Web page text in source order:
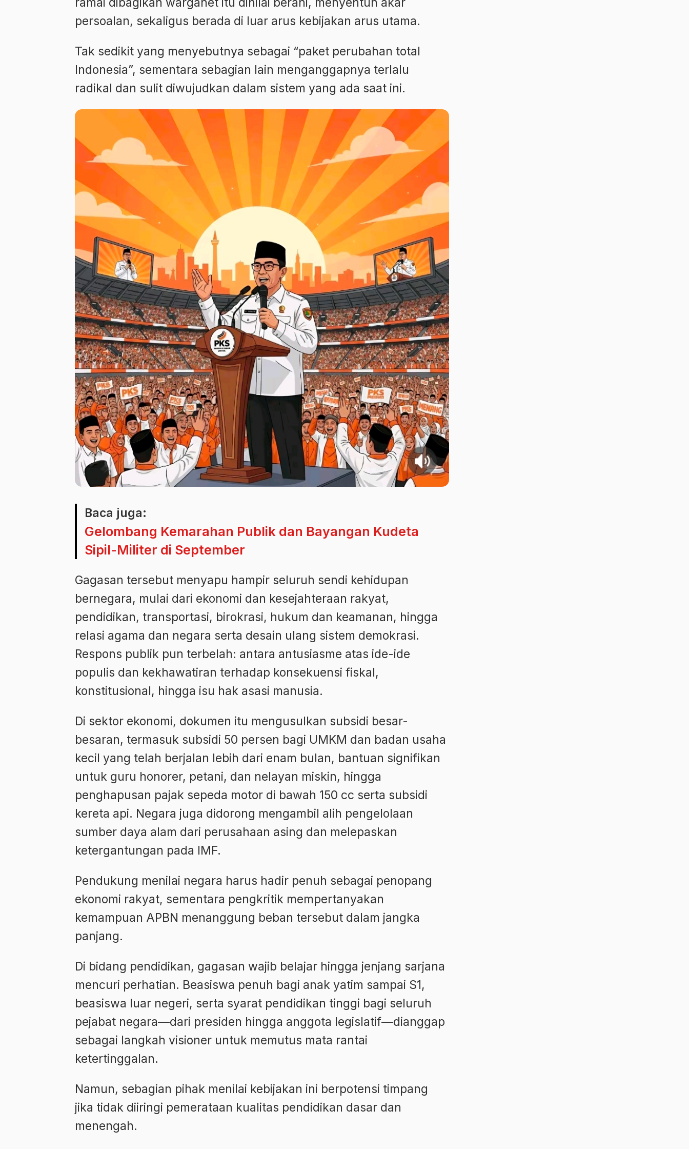
persoalan, sekaligus berada di luar arus kebijakan arus utama.
Tak sedikit yang menyebutnya sebagai “paket perubahan total
Indonesia”, sementara sebagian lain menganggapnya terlalu
radikal dan sulit diwujudkan dalam sistem yang ada saat ini.
Baca juga:
Gelombang Kemarahan Publik dan Bayangan Kudeta
Sipil-Militer di September
Gagasan tersebut menyapu hampir seluruh sendi kehidupan
bernegara, mulai dari ekonomi dan kesejahteraan rakyat,
pendidikan, transportasi, birokrasi, hukum dan keamanan, hingga
relasi agama dan negara serta desain ulang sistem demokrasi.
Respons publik pun terbelah: antara antusiasme atas ide-ide
populis dan kekhawatiran terhadap konsekuensi fiskal,
konstitusional, hingga isu hak asasi manusia.
Di sektor ekonomi, dokumen itu mengusulkan subsidi besar-
besaran, termasuk subsidi 50 persen bagi UMKM dan badan usaha
kecil yang telah berjalan lebih dari enam bulan, bantuan signifikan
untuk guru honorer, petani, dan nelayan miskin, hingga
penghapusan pajak sepeda motor di bawah 150 cc serta subsidi
kereta api. Negara juga didorong mengambil alih pengelolaan
sumber daya alam dari perusahaan asing dan melepaskan
ketergantungan pada IMF.
Pendukung menilai negara harus hadir penuh sebagai penopang
ekonomi rakyat, sementara pengkritik mempertanyakan
kemampuan APBN menanggung beban tersebut dalam jangka
panjang.
Di bidang pendidikan, gagasan wajib belajar hingga jenjang sarjana
mencuri perhatian. Beasiswa penuh bagi anak yatim sampai S1,
beasiswa luar negeri, serta syarat pendidikan tinggi bagi seluruh
pejabat negara—dari presiden hingga anggota legislatif—dianggap
sebagai langkah visioner untuk memutus mata rantai
ketertinggalan.
Namun, sebagian pihak menilai kebijakan ini berpotensi timpang
jika tidak diiringi pemerataan kualitas pendidikan dasar dan
menengah.